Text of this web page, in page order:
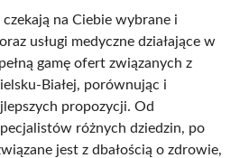
na Ciebie wybrane i
usługi medyczne działające w
gamę ofert związanych z
Białej, porównując i
propozycji. Od
różnych dziedzin, po
jest z dbałością o zdrowie,